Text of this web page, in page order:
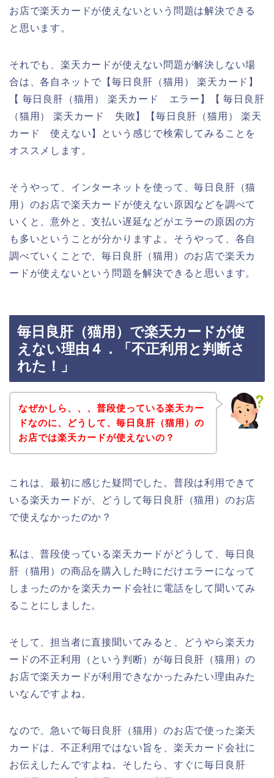
お店で楽天カードが使えないという問題は解決できる
と思います。
それでも、楽天カードが使えない問題が解決しない場
合は、各自ネットで【毎日良肝（猫用） 楽天カード】
【 毎日良肝（猫用） 楽天カード エラー】【 毎日良肝
（猫用） 楽天カード 失敗】【毎日良肝（猫用） 楽天
カード 使えない】という感じで検索してみることを
オススメします。
そうやって、インターネットを使って、毎日良肝（猫
用）のお店で楽天カードが使えない原因などを調べて
いくと、意外と、支払い遅延などがエラーの原因の方
も多いということが分かりますよ。そうやって、各自
調べていくことで、毎日良肝（猫用）のお店で楽天カ
ードが使えないという問題を解決できると思います。
毎日良肝（猫用）で楽天カードが使
えない理由４．「不正利用と判断さ
れた！」
なぜかしら、、、普段使っている楽天カー
ドなのに、どうして、毎日良肝（猫用）の
お店では楽天カードが使えないの？
これは、最初に感じた疑問でした。普段は利用できて
いる楽天カードが、どうして毎日良肝（猫用）のお店
で使えなかったのか？
私は、普段使っている楽天カードがどうして、毎日良
肝（猫用）の商品を購入した時にだけエラーになって
しまったのかを楽天カード会社に電話をして聞いてみ
ることにしました。
そして、担当者に直接聞いてみると、どうやら楽天カ
ードの不正利用（という判断）が毎日良肝（猫用）の
お店で楽天カードが利用できなかったみたい理由みた
いなんですよね。
なので、急いで毎日良肝（猫用）のお店で使った楽天
カードは、不正利用ではない旨を、楽天カード会社に
お伝えしたんですよね。そしたら、すぐに毎日良肝